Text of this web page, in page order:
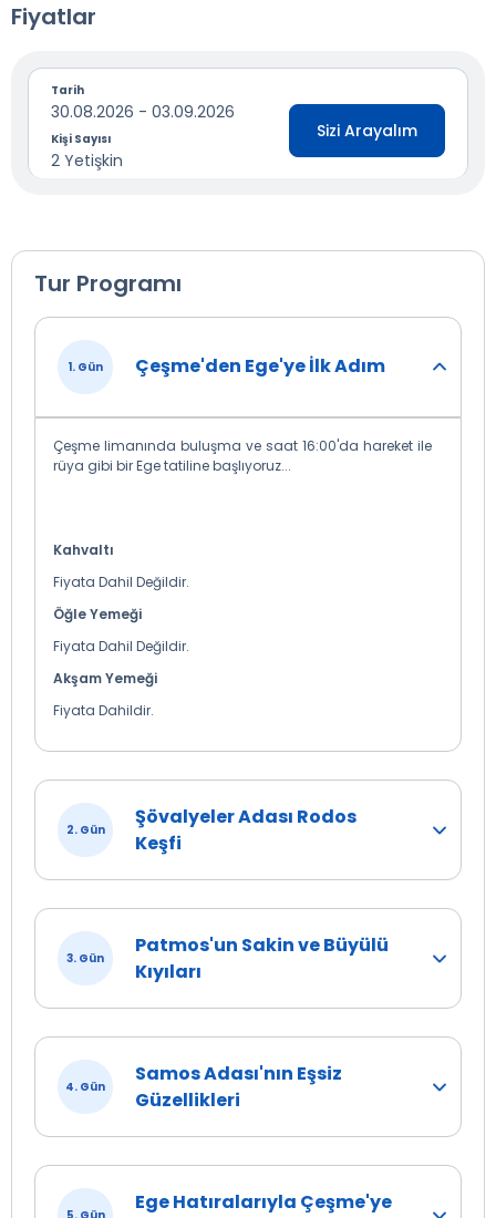
Fiyatlar
Tarih
30.08.2026 - 03.09.2026
Kişi Sayısı
2 Yetişkin
Sizi Arayalım
Tur Programı
1. Gün Çeşme'den Ege'ye İlk Adım
Çeşme limanında buluşma ve saat 16:00'da hareket ile
rüya gibi bir Ege tatiline başlıyoruz...
Kahvaltı
Fiyata Dahil Değildir.
Öğle Yemeği
Fiyata Dahil Değildir.
Akşam Yemeği
Fiyata Dahildir.
2. Gün
Şövalyeler Adası Rodos
Keşfi
3. Gün
Patmos'un Sakin ve Büyülü
Kıyıları
4. Gün
Samos Adası'nın Eşsiz
Güzellikleri
Ege Hatıralarıyla Çeşme'ye